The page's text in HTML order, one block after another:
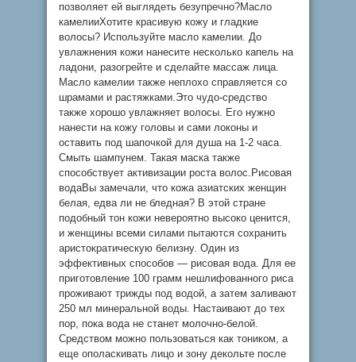
позволяет ей выглядеть безупречно?Масло
камелииХотите красивую кожу и гладкие
волосы? Используйте масло камелии. До
увлажнения кожи нанесите несколько капель на
ладони, разогрейте и сделайте массаж лица.
Масло камелии также неплохо справляется со
шрамами и растяжками.Это чудо-средство
также хорошо увлажняет волосы. Его нужно
нанести на кожу головы и сами локоны и
оставить под шапочкой для душа на 1-2 часа.
Смыть шампунем. Такая маска также
способствует активизации роста волос.Рисовая
водаВы замечали, что кожа азиатских женщин
белая, едва ли не бледная? В этой стране
подобный тон кожи невероятно высоко ценится,
и женщины всеми силами пытаются сохранить
аристократическую белизну. Один из
эффективных способов — рисовая вода. Для ее
приготовление 100 грамм нешлифованного риса
проживают трижды под водой, а затем заливают
250 мл минеральной воды. Настаивают до тех
пор, пока вода не станет молочно-белой.
Средством можно пользоваться как тоником, а
еще ополаскивать лицо и зону декольте после